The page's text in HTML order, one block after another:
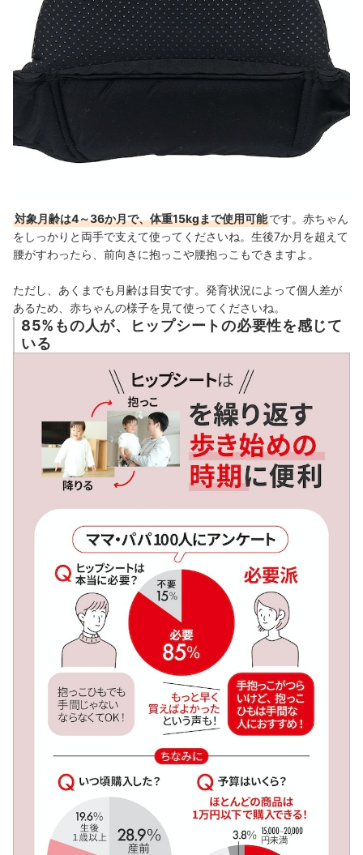
対象月齢は4～36か月で、体重15kgまで使用可能です。赤ちゃん
をしっかりと両手で支えて使ってくださいね。 生後7か月を超えて
腰がすわったら、前向きに抱っこや腰抱っこもできますよ。
ただし、あくまでも月齢は目安です。発育状況によって個人差が
あるため、赤ちゃんの様子を見て使ってくださいね。
85%もの人が、ヒップシートの必要性を感じて
いる